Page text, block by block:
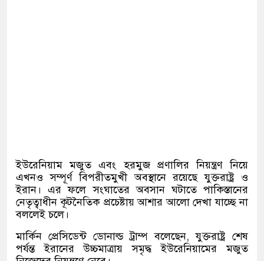
ইউরেনিয়াম মজুত এবং হরমুজ প্রণালির নিয়ন্ত্রণ নিয়ে
এখনও সম্পূর্ণ বিপরীতমুখী অবস্থানে রয়েছে যুক্তরাষ্ট্র ও
ইরান। এর ফলে সংঘাতের অবসান ঘটাতে পাকিস্তানের
নেতৃত্বাধীন কূটনৈতিক প্রচেষ্টায় আশার আলো দেখা যাচ্ছে না
বললেই চলে।
মার্কিন প্রেসিডেন্ট ডোনাল্ড ট্রাম্প বলেছেন, যুক্তরাষ্ট্র শেষ
পর্যন্ত ইরানের উচ্চমাত্রায় সমৃদ্ধ ইউরেনিয়ামের মজুত